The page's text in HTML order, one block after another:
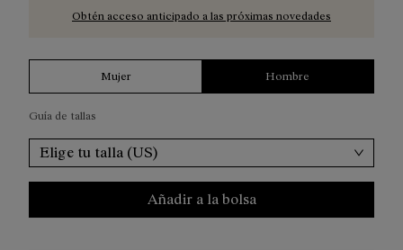
Obtén acceso anticipado a las próximas novedades
Mujer Hombre
Guía de tallas
Elige tu talla (US)
Añadir a la bolsa